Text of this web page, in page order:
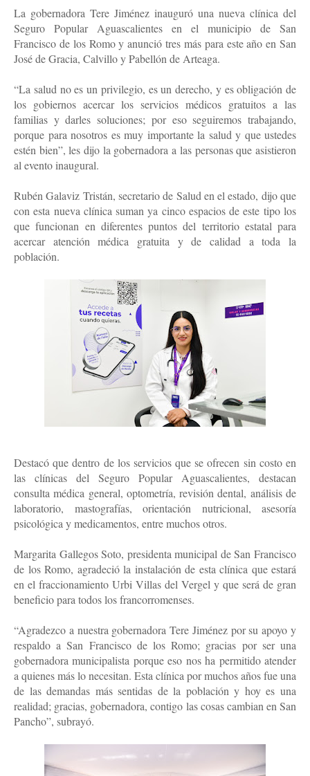
La gobernadora Tere Jiménez inauguró una nueva clínica del
Seguro Popular Aguascalientes en el municipio de San
Francisco de los Romo y anunció tres más para este año en San
José de Gracia, Calvillo y Pabellón de Arteaga.
“La salud no es un privilegio, es un derecho, y es obligación de
los gobiernos acercar los servicios médicos gratuitos a las
familias y darles soluciones; por eso seguiremos trabajando,
porque para nosotros es muy importante la salud y que ustedes
estén bien”, les dijo la gobernadora a las personas que asistieron
al evento inaugural.
Rubén Galaviz Tristán, secretario de Salud en el estado, dijo que
con esta nueva clínica suman ya cinco espacios de este tipo los
que funcionan en diferentes puntos del territorio estatal para
acercar atención médica gratuita y de calidad a toda la
población.
Destacó que dentro de los servicios que se ofrecen sin costo en
las clínicas del Seguro Popular Aguascalientes, destacan
consulta médica general, optometría, revisión dental, análisis de
laboratorio, mastografías, orientación nutricional, asesoría
psicológica y medicamentos, entre muchos otros.
Margarita Gallegos Soto, presidenta municipal de San Francisco
de los Romo, agradeció la instalación de esta clínica que estará
en el fraccionamiento Urbi Villas del Vergel y que será de gran
beneficio para todos los francorromenses.
“Agradezco a nuestra gobernadora Tere Jiménez por su apoyo y
respaldo a San Francisco de los Romo; gracias por ser una
gobernadora municipalista porque eso nos ha permitido atender
a quienes más lo necesitan. Esta clínica por muchos años fue una
de las demandas más sentidas de la población y hoy es una
realidad; gracias, gobernadora, contigo las cosas cambian en San
Pancho”, subrayó.